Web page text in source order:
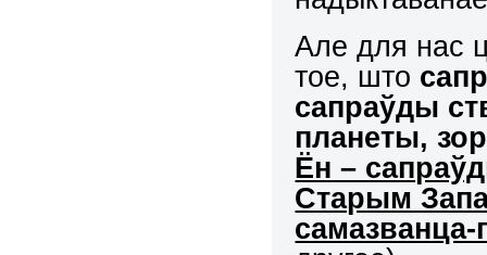
Але для нас
тое, што
сапраўды
планеты,
Ён –
Старым
самазванца-